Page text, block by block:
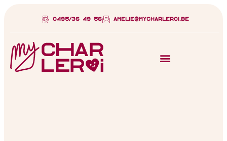
0495/36 49 56 amelie@mycharleroi.be